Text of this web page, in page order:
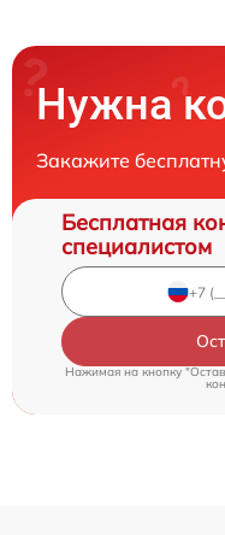
Нужна
Закажите
Бесплатная
специалистом
Нажимая на кнопку